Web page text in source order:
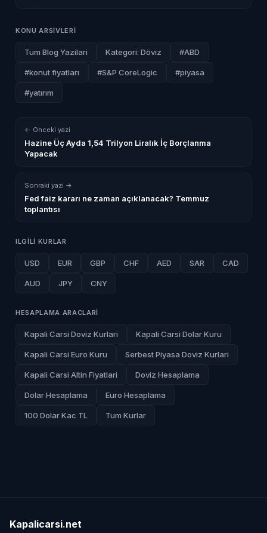
KONU ARSIVLERI
Tum Blog Yazilari Kategori: Döviz #ABD
#konut fiyatları #S&P CoreLogic #piyasa
#yatırım
← Onceki yazi
Hazine Üç Ayda 1,54 Trilyon Liralık İç Borçlanma
Yapacak
Sonraki yazi →
Fed faiz kararı ne zaman açıklanacak? Temmuz
toplantısı
ILGILI KURLAR
USD EUR GBP CHF AED SAR CAD
AUD JPY CNY
HESAPLAMA ARACLARI
Kapali Carsi Doviz Kurlari Kapali Carsi Dolar Kuru
Kapali Carsi Euro Kuru Serbest Piyasa Doviz Kurlari
Kapali Carsi Altin Fiyatlari Doviz Hesaplama
Dolar Hesaplama Euro Hesaplama
100 Dolar Kac TL Tum Kurlar
Kapalicarsi.net